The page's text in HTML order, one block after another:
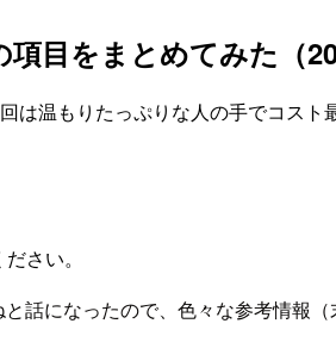
目をまとめてみた（
温もりたっぷりな人の手でコスト
さい。
になったので、色々な参考情報（